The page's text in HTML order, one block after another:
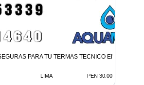
PARA TU TERMAS TECNICO EN PUEBLO
LIMA PEN 30.00